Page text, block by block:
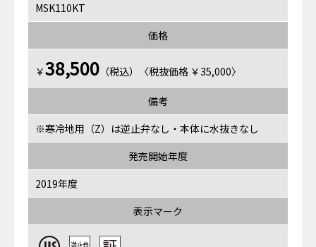
MSK110KT
価格
￥38,500 （税込）〈税抜価格 ￥35,000〉
備考
※寒冷地用（Z）は逆止弁なし・本体に水抜きなし
発売開始年度
2019年度
表示マーク